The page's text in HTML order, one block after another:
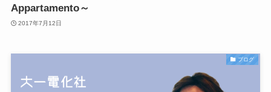
Appartamento～
2017年7月12日
ブログ